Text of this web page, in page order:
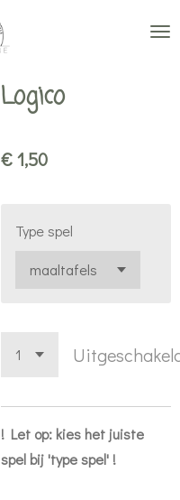
Logico
€ 1,50
Type spel
! Let op: kies het juiste
spel bij 'type spel' !